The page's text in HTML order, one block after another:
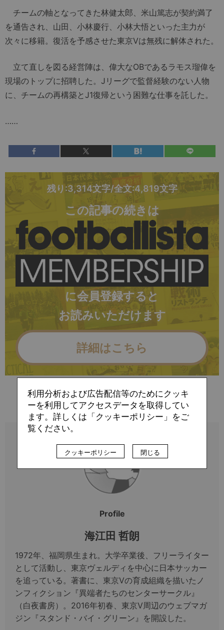
チームの軸となってきた林健太郎、米山篤志が契約満了
を通告され、山田、小林慶行、小林大悟といった主力が
次々に移籍。復活を予感させた東京Vは無残に解体された。
立て直しを図る経営陣は、偉大なOBであるラモス瑠偉を
現場のトップに招聘した。Jリーグで監督経験のない人物
に、チームの再構築とJ1復帰という困難な仕事を託した。
……
残り:3,314文字/全文:4,819文字
この記事の続きは
に会員登録すると
お読みいただけます
詳細はこちら
すでに会員の方（ログイン）
Profile
海江田 哲朗
1972年、福岡県生まれ。大学卒業後、フリーライター
として活動し、東京ヴェルディを中心に日本サッカー
を追っている。著書に、東京Vの育成組織を描いたノ
ンフィクション『異端者たちのセンターサークル』
（白夜書房）。2016年初春、東京V周辺のウェブマガ
ジン『スタンド・バイ・グリーン』を開設した。
利用分析および広告配信等のためにクッキ
ーを利用してアクセスデータを取得してい
ます。詳しくは「クッキーポリシー」をご
覧ください。
クッキーポリシー 閉じる